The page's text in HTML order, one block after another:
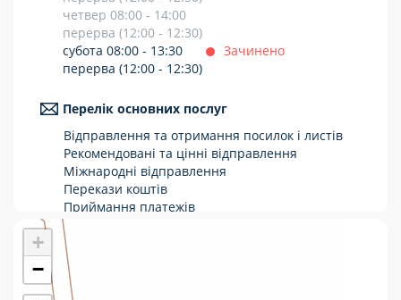
Укрпошта Стандарт/тариф «Базовий»
Доставка за межі України
Прийом вантажів
Фінансові послуги:
Термінові перекази
Перекази
Комунальні та інші платежі
четвер 08:00 - 14:00
перерва (12:00 - 12:30)
субота 08:00 - 13:30
Зачинено
перерва (12:00 - 12:30)
Перелік основних послуг
Відправлення та отримання посилок і листів
Рекомендовані та цінні відправлення
Міжнародні відправлення
Перекази коштів
Приймання платежів
Поповнення мобільного рахунку
Оформлення передплати на газети та
журнали
Послуги страхування
Операції з карткою: поповнення/зняття
+
−